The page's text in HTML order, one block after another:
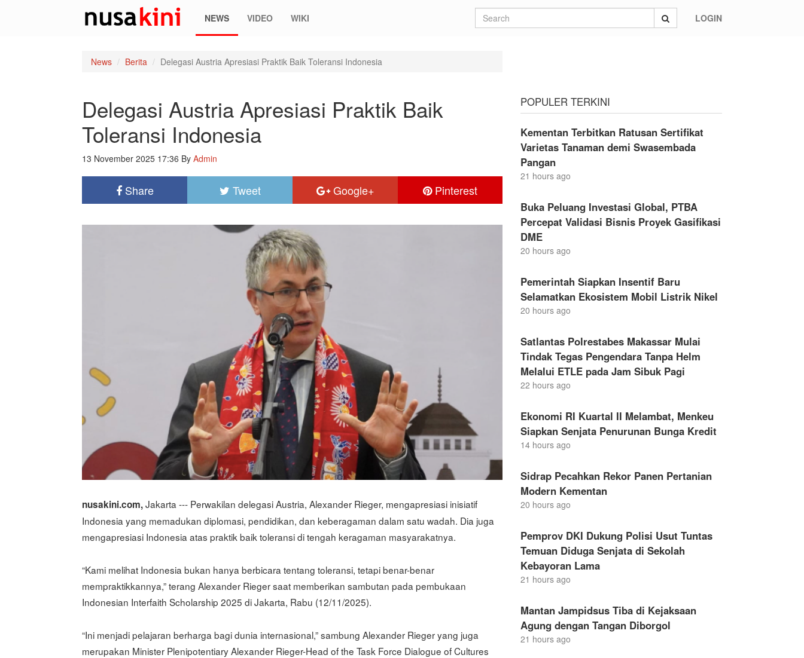
NEWS VIDEO WIKI LOGIN
News Berita Delegasi Austria Apresiasi Praktik Baik Toleransi Indonesia
Delegasi Austria Apresiasi Praktik Baik
Toleransi Indonesia
13 November 2025 17:36 By Admin
Share Tweet Google+ Pinterest
nusakini.com,Jakarta --- Perwakilan delegasi Austria, Alexander Rieger, mengapresiasi inisiatif
Indonesia yang memadukan diplomasi, pendidikan, dan keberagaman dalam satu wadah. Dia juga
mengapresiasi Indonesia atas praktik baik toleransi di tengah keragaman masyarakatnya.
“Kami melihat Indonesia bukan hanya berbicara tentang toleransi, tetapi benar-benar
mempraktikkannya,” terang Alexander Rieger saat memberikan sambutan pada pembukaan
Indonesian Interfaith Scholarship 2025 di Jakarta, Rabu (12/11/2025).
“Ini menjadi pelajaran berharga bagi dunia internasional,” sambung Alexander Rieger yang juga
merupakan Minister Plenipotentiary Alexander Rieger-Head of the Task Force Dialogue of Cultures
POPULER TERKINI
Kementan Terbitkan Ratusan Sertifikat
Varietas Tanaman demi Swasembada
Pangan
21 hours ago
Buka Peluang Investasi Global, PTBA
Percepat Validasi Bisnis Proyek Gasifikasi
DME
20 hours ago
Pemerintah Siapkan Insentif Baru
Selamatkan Ekosistem Mobil Listrik Nikel
20 hours ago
Satlantas Polrestabes Makassar Mulai
Tindak Tegas Pengendara Tanpa Helm
Melalui ETLE pada Jam Sibuk Pagi
22 hours ago
Ekonomi RI Kuartal II Melambat, Menkeu
Siapkan Senjata Penurunan Bunga Kredit
14 hours ago
Sidrap Pecahkan Rekor Panen Pertanian
Modern Kementan
20 hours ago
Pemprov DKI Dukung Polisi Usut Tuntas
Temuan Diduga Senjata di Sekolah
Kebayoran Lama
21 hours ago
Mantan Jampidsus Tiba di Kejaksaan
Agung dengan Tangan Diborgol
21 hours ago